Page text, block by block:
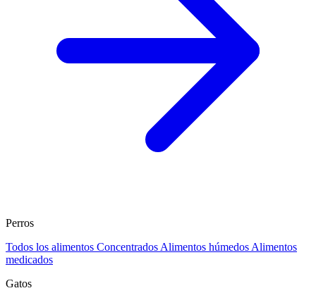
Perros
Todos los alimentos Concentrados Alimentos húmedos Alimentos
medicados
Gatos